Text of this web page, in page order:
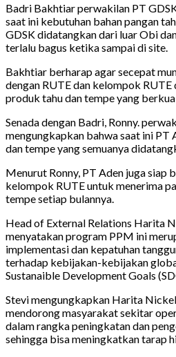
Badri Bakhtiar perwakilan PT
saat ini kebutuhan bahan pangan
GDSK didatangkan dari luar Obi
terlalu bagus ketika sampai di site.
Bakhtiar berharap agar secepat
dengan RUTE dan kelompok
produk tahu dan tempe yang
Senada dengan Badri, Ronny.
mengungkapkan bahwa saat ini PT
dan tempe yang semuanya
Menurut Ronny, PT Aden juga siap
kelompok RUTE untuk menerima
tempe setiap bulannya.
Head of External Relations Harita
menyatakan program PPM ini
implementasi dan kepatuhan
terhadap kebijakan-kebijakan
Sustanaible Development Goals
Stevi mengungkapkan Harita
mendorong masyarakat sekitar
dalam rangka peningkatan dan
sehingga bisa meningkatkan tarap